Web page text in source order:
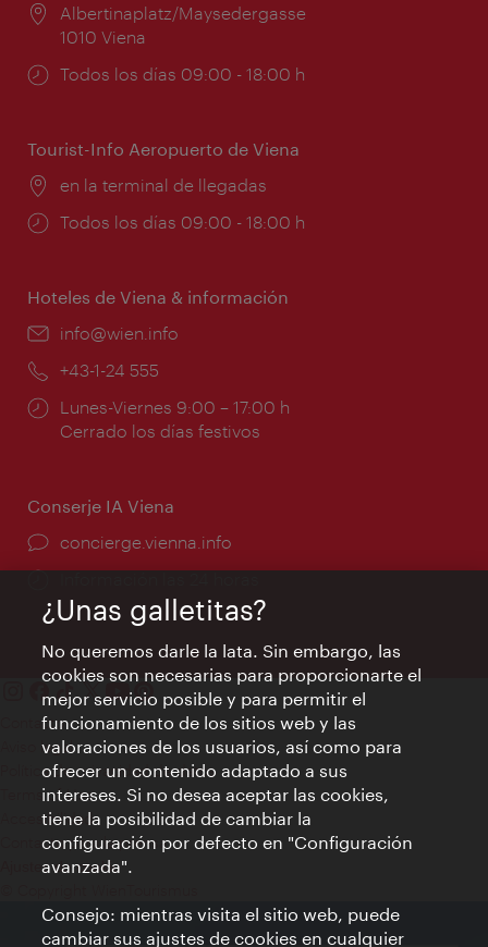
Lugar:
Albertinaplatz/Maysedergasse
1010 Viena
Horarios
Todos los días 09:00 - 18:00 h
Tourist-Info Aeropuerto de Viena
Lugar:
en la terminal de llegadas
Horarios
Todos los días 09:00 - 18:00 h
Hoteles de Viena & información
e-
info@wien.info
Teléfono:
+43-1-24 555
Horarios
de
Lunes-Viernes 9:00 – 17:00 h
Cerrado los días festivos
Conserje IA Viena
concierge.vienna.info
Contacto
Aviso legal
Política de privacidad de datos
Terms of Use
Accesibilidad
Contacto para la prensa
Ajustes de cookie
¿Unas galletitas?
No queremos darle la lata. Sin embargo, las
cookies son necesarias para proporcionarte el
mejor servicio posible y para permitir el
funcionamiento de los sitios web y las
valoraciones de los usuarios, así como para
ofrecer un contenido adaptado a sus
intereses. Si no desea aceptar las cookies,
tiene la posibilidad de cambiar la
configuración por defecto en "Configuración
avanzada".
Consejo: mientras visita el sitio web, puede
cambiar sus ajustes de cookies en cualquier